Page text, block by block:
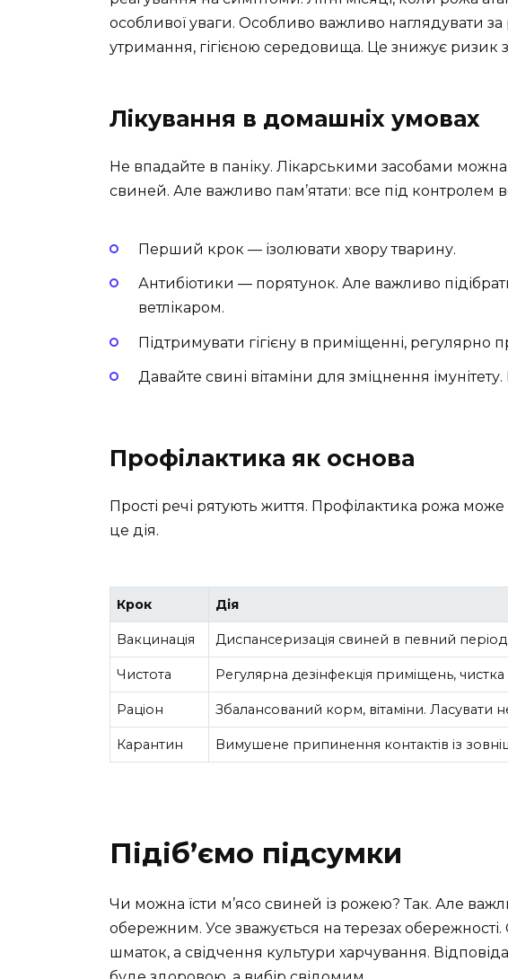
особливої уваги. Особливо важливо наглядувати
утримання, гігієною середовища. Це знижує ризик
Лікування в домашніх умовах
Не впадайте в паніку. Лікарськими засобами
свиней. Але важливо пам’ятати: все під контролем
Перший крок — ізолювати хвору тварину.
Антибіотики — порятунок. Але важливо
ветлікаром.
Підтримувати гігієну в приміщенні, регулярно
Давайте свині вітаміни для зміцнення
Профілактика як основа
Прості речі рятують життя. Профілактика рожа
це дія.
Крок Дія
Вакцинація Диспансеризація свиней в певний
Чистота Регулярна дезінфекція приміщень,
Раціон Збалансований корм, вітаміни.
Карантин Вимушене припинення контактів із
Підіб’ємо підсумки
Чи можна їсти м’ясо свиней із рожею? Так. Але
обережним. Усе зважується на терезах
шматок, а свідчення культури харчування.